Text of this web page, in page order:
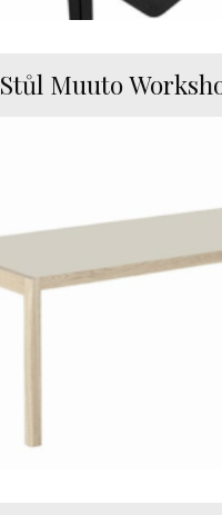
Stůl Muuto